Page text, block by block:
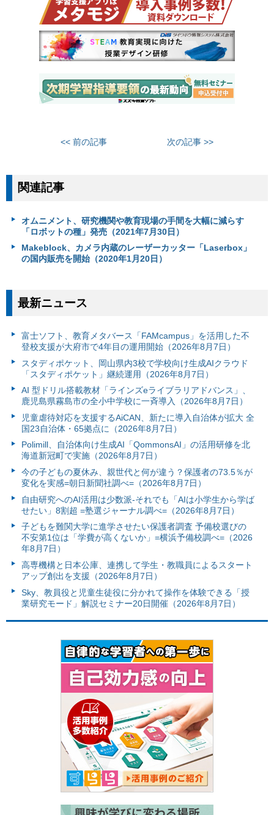
<< 前の記事 次の記事 >>
関連記事
オムニメント、研究機関や教育現場の手間を大幅に減らす
「ロボットの種」発売（2021年7月30日）
Makeblock、カメラ内蔵のレーザーカッター「Laserbox」
の国内販売を開始（2020年1月20日）
最新ニュース
富⼠ソフト、教育メタバース「FAMcampus」を活用した不
登校支援が大府市で4年目の運用開始（2026年8月7日）
スタディポケット、岡山県内3校で学校向け生成AIクラウド
「スタディポケット」継続運用（2026年8月7日）
AI 型ドリル搭載教材「ラインズeライブラリアドバンス」、
鹿児島県霧島市の全小中学校に一斉導入（2026年8月7日）
児童虐待対応を支援するAiCAN、新たに導入自治体が拡大 全
国23自治体・65拠点に（2026年8月7日）
Polimill、自治体向け生成AI「QommonsAI」の活用研修を北
海道新冠町で実施（2026年8月7日）
今の子どもの夏休み、親世代と何が違う？保護者の73.5％が
変化を実感=朝日新聞社調べ=（2026年8月7日）
自由研究へのAI活用は少数派-それでも「AIは小学生から学ば
せたい」8割超 =塾選ジャーナル調べ=（2026年8月7日）
子どもを難関大学に進学させたい保護者調査 予備校選びの
不安第1位は「学費が高くないか」=横浜予備校調べ=（2026
年8月7日）
高専機構と日本公庫、連携して学生・教職員によるスタート
アップ創出を支援（2026年8月7日）
Sky、教員役と児童生徒役に分かれて操作を体験できる「授
業研究モード」解説セミナー20日開催（2026年8月7日）